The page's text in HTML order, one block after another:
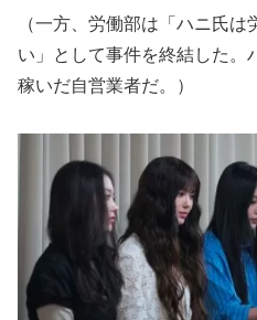
（一方、労働部は「ハニ氏
い」として事件を終結した。
稼いだ自営業者だ。）